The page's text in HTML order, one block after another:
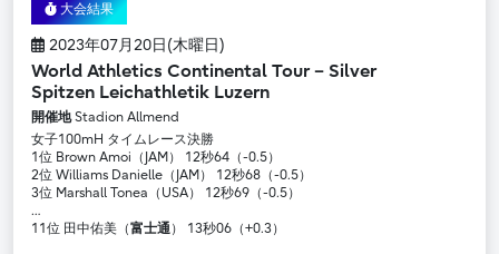
大会結果
2023年07月20日(木曜日)
World Athletics Continental Tour – Silver
Spitzen Leichathletik Luzern
開催地Stadion Allmend
女子100mH タイムレース決勝
1位 Brown Amoi（JAM） 12秒64（-0.5）
2位 Williams Danielle（JAM） 12秒68（-0.5）
3位 Marshall Tonea（USA） 12秒69（-0.5）
…
11位 田中佑美（富士通） 13秒06（+0.3）